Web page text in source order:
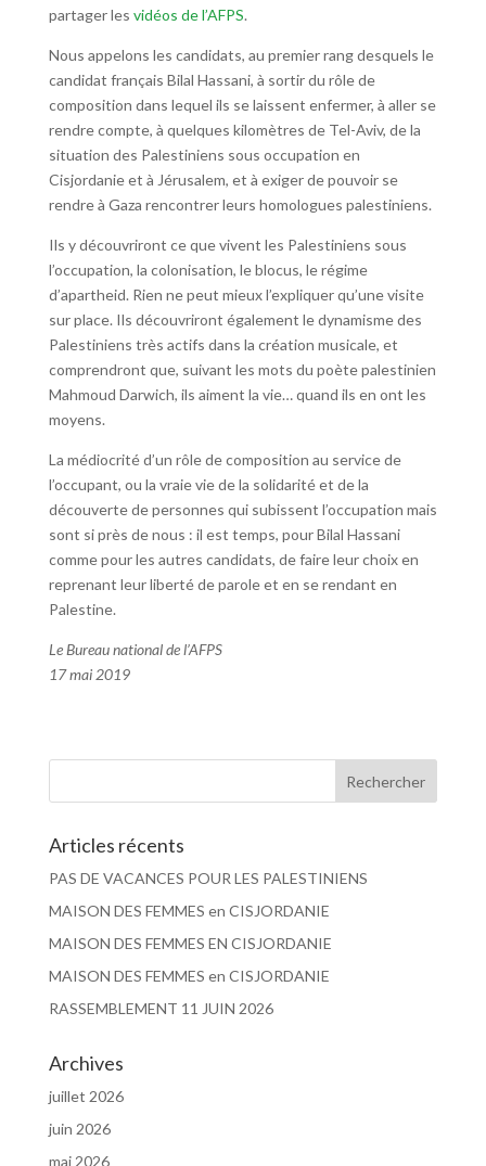
partager les vidéos de l’AFPS.
Nous appelons les candidats, au premier rang desquels le
candidat français Bilal Hassani, à sortir du rôle de
composition dans lequel ils se laissent enfermer, à aller se
rendre compte, à quelques kilomètres de Tel-Aviv, de la
situation des Palestiniens sous occupation en
Cisjordanie et à Jérusalem, et à exiger de pouvoir se
rendre à Gaza rencontrer leurs homologues palestiniens.
Ils y découvriront ce que vivent les Palestiniens sous
l’occupation, la colonisation, le blocus, le régime
d’apartheid. Rien ne peut mieux l’expliquer qu’une visite
sur place. Ils découvriront également le dynamisme des
Palestiniens très actifs dans la création musicale, et
comprendront que, suivant les mots du poète palestinien
Mahmoud Darwich, ils aiment la vie… quand ils en ont les
moyens.
La médiocrité d’un rôle de composition au service de
l’occupant, ou la vraie vie de la solidarité et de la
découverte de personnes qui subissent l’occupation mais
sont si près de nous : il est temps, pour Bilal Hassani
comme pour les autres candidats, de faire leur choix en
reprenant leur liberté de parole et en se rendant en
Palestine.
Le Bureau national de l’AFPS
17 mai 2019
Articles récents
PAS DE VACANCES POUR LES PALESTINIENS
MAISON DES FEMMES en CISJORDANIE
MAISON DES FEMMES EN CISJORDANIE
MAISON DES FEMMES en CISJORDANIE
RASSEMBLEMENT 11 JUIN 2026
Archives
juillet 2026
juin 2026
mai 2026